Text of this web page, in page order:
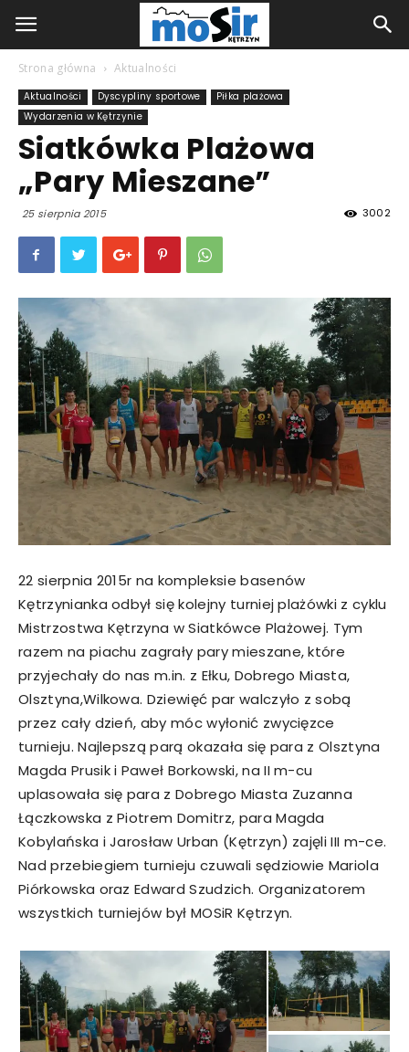
Strona główna Aktualności
Aktualności Dyscypliny sportowe
Piłka plażowa
Wydarzenia w Kętrzynie
Siatkówka Plażowa
„Pary Mieszane”
25 sierpnia 2015 3002
22 sierpnia 2015r na kompleksie basenów
Kętrzynianka odbył się kolejny turniej plażówki z cyklu
Mistrzostwa Kętrzyna w Siatkówce Plażowej. Tym
razem na piachu zagrały pary mieszane, które
przyjechały do nas m.in. z Ełku, Dobrego Miasta,
Olsztyna,Wilkowa. Dziewięć par walczyło z sobą
przez cały dzień, aby móc wyłonić zwycięzce
turnieju. Najlepszą parą okazała się para z Olsztyna
Magda Prusik i Paweł Borkowski, na II m-cu
uplasowała się para z Dobrego Miasta Zuzanna
Łączkowska z Piotrem Domitrz, para Magda
Kobylańska i Jarosław Urban (Kętrzyn) zajęli III m-ce.
Nad przebiegiem turnieju czuwali sędziowie Mariola
Piórkowska oraz Edward Szudzich. Organizatorem
wszystkich turniejów był MOSiR Kętrzyn.